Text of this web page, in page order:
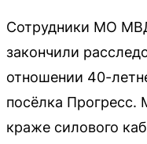
Сотрудники МО
закончили
отношении 40-
посёлка Прогресс.
краже силового